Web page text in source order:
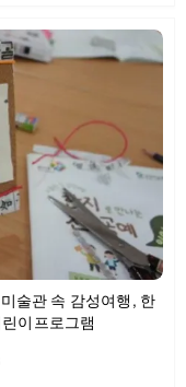
술관 속 감성여행, 한
이프로그램